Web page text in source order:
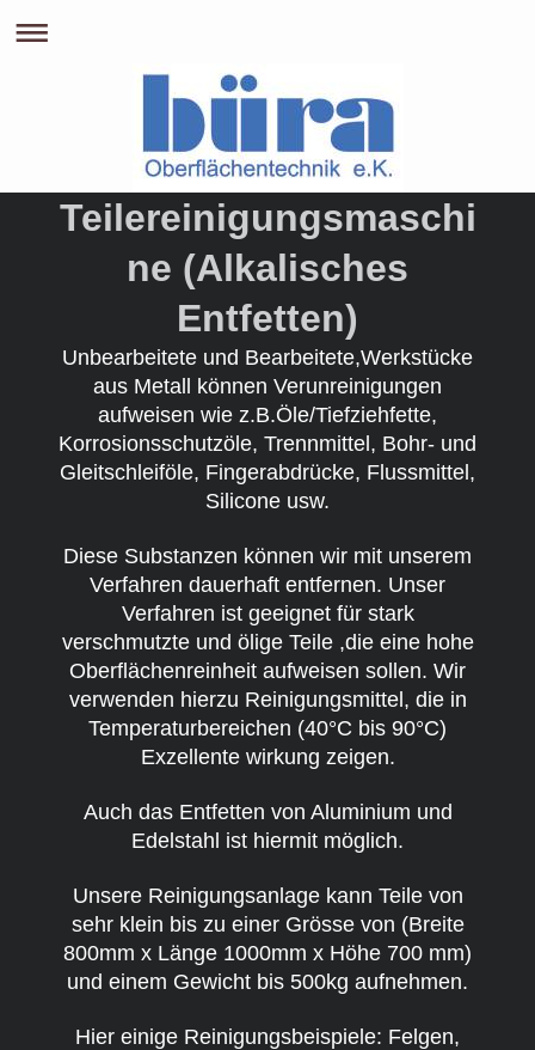
Teilereinigungsmaschi
ne (Alkalisches
Entfetten)
Unbearbeitete und Bearbeitete,Werkstücke
aus Metall können Verunreinigungen
aufweisen wie z.B.Öle/Tiefziehfette,
Korrosionsschutzöle, Trennmittel, Bohr- und
Gleitschleiföle, Fingerabdrücke, Flussmittel,
Silicone usw.
Diese Substanzen können wir mit unserem
Verfahren dauerhaft entfernen. Unser
Verfahren ist geeignet für stark
verschmutzte und ölige Teile ,die eine hohe
Oberflächenreinheit aufweisen sollen. Wir
verwenden hierzu Reinigungsmittel, die in
Temperaturbereichen (40°C bis 90°C)
Exzellente wirkung zeigen.
Auch das Entfetten von Aluminium und
Edelstahl ist hiermit möglich.
Unsere Reinigungsanlage kann Teile von
sehr klein bis zu einer Grösse von (Breite
800mm x Länge 1000mm x Höhe 700 mm)
und einem Gewicht bis 500kg aufnehmen.
Hier einige Reinigungsbeispiele: Felgen,